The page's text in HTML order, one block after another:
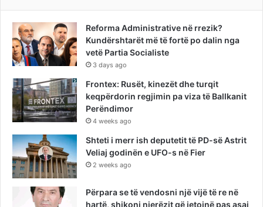
Reforma Administrative në rrezik?
Kundërshtarët më të fortë po dalin nga
vetë Partia Socialiste
3 days ago
Frontex: Rusët, kinezët dhe turqit
keqpërdorin regjimin pa viza të Ballkanit
Perëndimor
4 weeks ago
Shteti i merr ish deputetit të PD-së Astrit
Veliaj godinën e UFO-s në Fier
2 weeks ago
Përpara se të vendosni një vijë të re në
hartë, shikoni njerëzit që jetojnë pas asaj